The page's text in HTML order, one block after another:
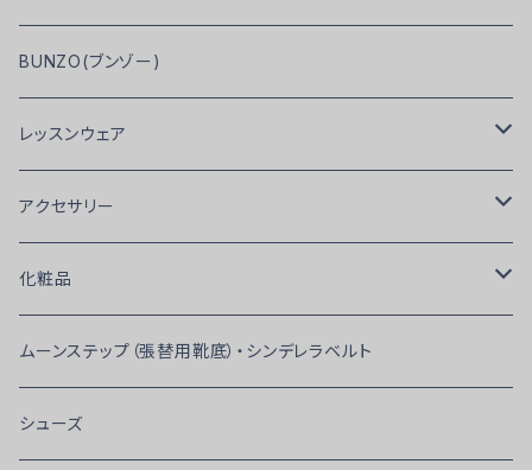
BUNZO(ブンゾー)
レッスンウェア
アトリエMGIオリジナル
Men’ｓ
トップス
トップス（ボディタイプ）
Lady's
トップス
RS Atelier
アクセサリー
ピアス
蝶ネクタイ・ネクタイ・カフス・ベルト
化粧品
ファンデーション・コンシーラー・リキッドタイプ
フェイスパウダー
ムーンステップ（張替用靴底）・シンデレラベルト
シューズ